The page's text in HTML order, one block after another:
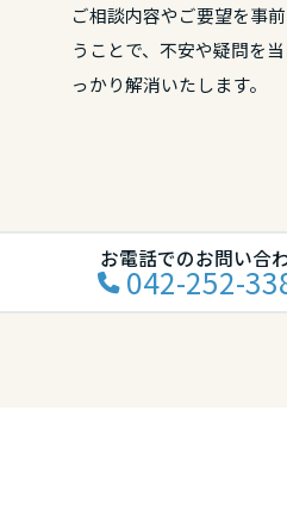
ご相談内容やご要望を事
うことで、不安や疑問を
っかり解消いたします。
お電話でのお問い合
042-252-
和歌山県
中国・四国エリア
岡山県
広島県